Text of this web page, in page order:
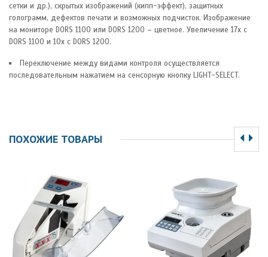
сетки и др.), скрытых изображений (кипп-эффект), защитных
голограмм, дефектов печати и возможных подчисток. Изображение
на мониторе DORS 1100 или DORS 1200 – цветное. Увеличение 17х с
DORS 1100 и 10x с DORS 1200.
Переключение между видами контроля осуществляется
последовательным нажатием на сенсорную кнопку LIGHT-SELECT.
ПОХОЖИЕ ТОВАРЫ